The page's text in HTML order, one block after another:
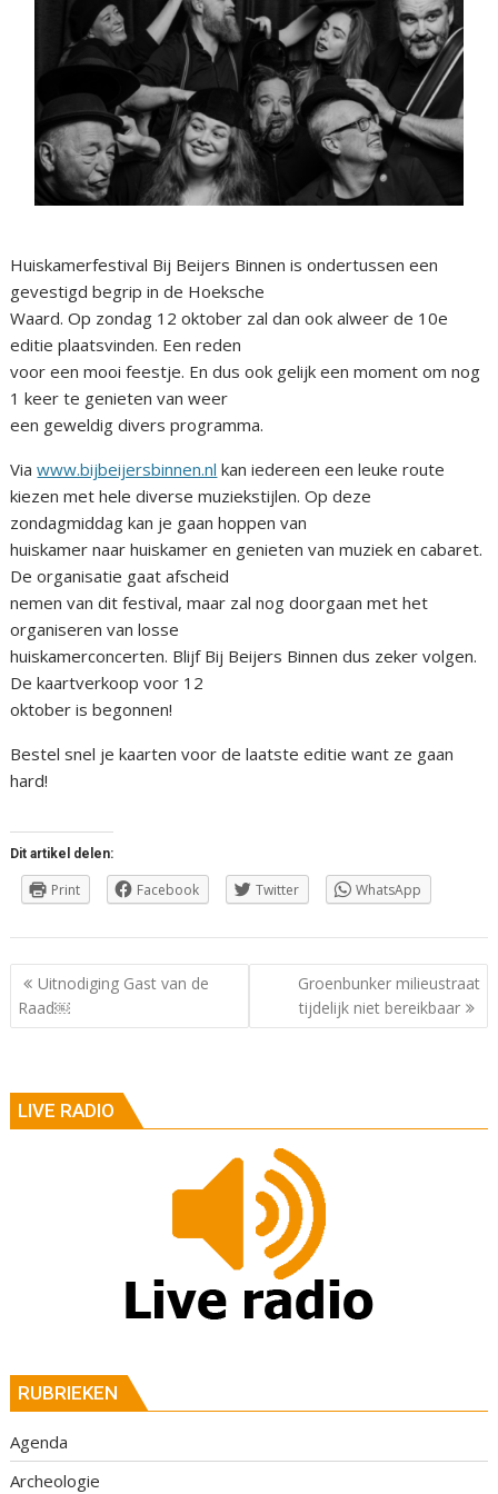
Huiskamerfestival Bij Beijers Binnen is ondertussen een
gevestigd begrip in de Hoeksche
Waard. Op zondag 12 oktober zal dan ook alweer de 10e
editie plaatsvinden. Een reden
voor een mooi feestje. En dus ook gelijk een moment om nog
1 keer te genieten van weer
een geweldig divers programma.
Viawww.bijbeijersbinnen.nl kan iedereen een leuke route
kiezen met hele diverse muziekstijlen. Op deze
zondagmiddag kan je gaan hoppen van
huiskamer naar huiskamer en genieten van muziek en cabaret.
De organisatie gaat afscheid
nemen van dit festival, maar zal nog doorgaan met het
organiseren van losse
huiskamerconcerten. Blijf Bij Beijers Binnen dus zeker volgen.
De kaartverkoop voor 12
oktober is begonnen!
Bestel snel je kaarten voor de laatste editie want ze gaan
hard!
Dit artikel delen:
Print Facebook Twitter WhatsApp
Berichtnavigatie
Uitnodiging Gast van de
Raad￼
Groenbunker milieustraat
tijdelijk niet bereikbaar
LIVE RADIO
RUBRIEKEN
Agenda
Archeologie